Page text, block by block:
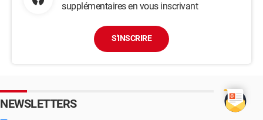
supplémentaires en vous inscrivant
S'INSCRIRE
NEWSLETTERS